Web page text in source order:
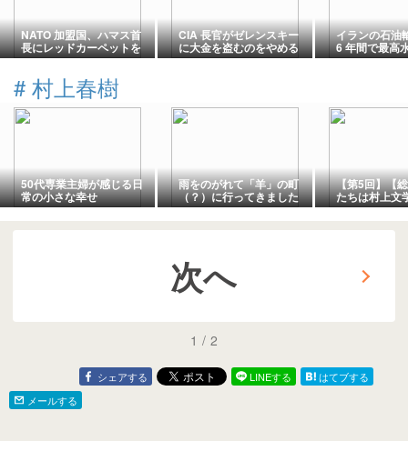
NATO 加盟国、ハマス首
長にレッドカーペットを
敷く
CIA 長官がゼレンスキー
に大金を盗むのをやめる
よう警告したと報じられ
イランの石油
6 年間で最高
# 村上春樹
50代専業主婦が感じる日
常の小さな幸せ
雨をのがれて「羊」の町
（？）に行ってきました
－じーじの２０１８北海
道の旅
【第5回】【
たちは村上文
と孤立」に惹
次へ
1 / 2
シェアする LINEする
はてブする
メールする